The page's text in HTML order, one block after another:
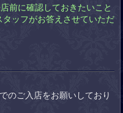
前に確認しておきたいこと
ッフがお答えさせていただ
のご入店をお願いしており